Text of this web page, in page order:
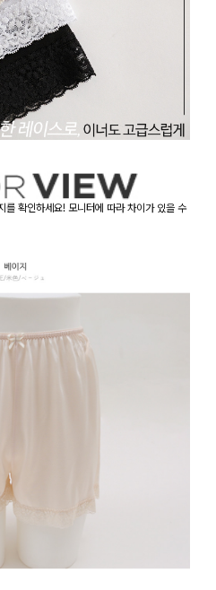
를 확인하세요! 모니터에 따라 차이가 있을 수